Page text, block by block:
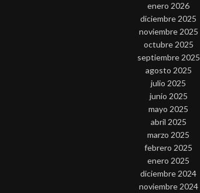
enero 2026
diciembre 2025
noviembre 2025
octubre 2025
septiembre 2025
agosto 2025
julio 2025
junio 2025
mayo 2025
abril 2025
marzo 2025
febrero 2025
enero 2025
diciembre 2024
noviembre 2024